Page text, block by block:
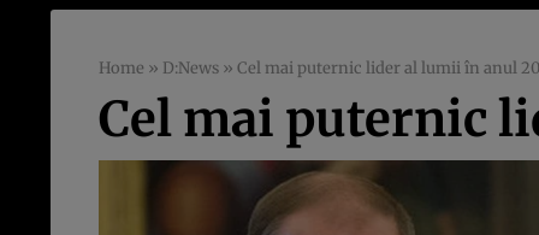
Home » D:News » Cel mai puternic lider al lumii în anul
Cel mai puternic